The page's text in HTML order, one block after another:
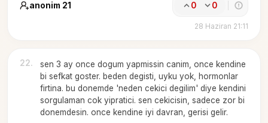
anonim 21 0 0
28 Haziran 21:11
22.
sen 3 ay once dogum yapmissin canim, once kendine
bi sefkat goster. beden degisti, uyku yok, hormonlar
firtina. bu donemde 'neden cekici degilim' diye kendini
sorgulaman cok yipratici. sen cekicisin, sadece zor bi
donemdesin. once kendine iyi davran, gerisi gelir.